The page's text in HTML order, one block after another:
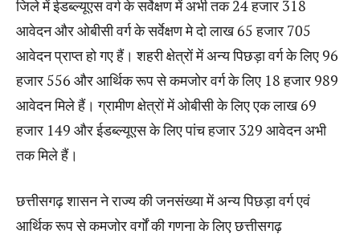
जिले में ईडब्ल्यूएस वर्ग के सर्वेक्षण में अभी तक 24 हजार 318
आवेदन और ओबीसी वर्ग के सर्वेक्षण मे दो लाख 65 हजार 705
आवेदन प्राप्त हो गए हैं। शहरी क्षेत्रों में अन्य पिछड़ा वर्ग के लिए 96
हजार 556 और आर्थिक रूप से कमजोर वर्ग के लिए 18 हजार 989
आवेदन मिले हैं। ग्रामीण क्षेत्रों में ओबीसी के लिए एक लाख 69
हजार 149 और ईडब्ल्यूएस के लिए पांच हजार 329 आवेदन अभी
तक मिले हैं।
छत्तीसगढ़ शासन ने राज्य की जनसंख्या में अन्य पिछड़ा वर्ग एवं
आर्थिक रूप से कमजोर वर्गों की गणना के लिए छत्तीसगढ़